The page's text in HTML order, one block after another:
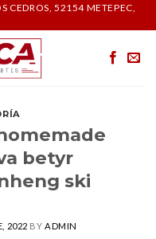
CEDROS, 52154 METEPEC,
betyr
ski
2022 BY ADMIN